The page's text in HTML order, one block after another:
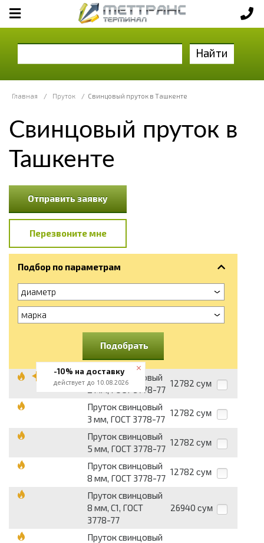
Найти
Главная / Пруток / Свинцовый пруток в Ташкенте
Свинцовый пруток в
Ташкенте
Отправить заявку
Перезвоните мне
Подбор по параметрам
диаметр
марка
Подобрать
Пруток свинцовый
2 мм, ГОСТ 3778-77
12782 сум
Пруток свинцовый
3 мм, ГОСТ 3778-77
12782 сум
Пруток свинцовый
5 мм, ГОСТ 3778-77
12782 сум
Пруток свинцовый
8 мм, ГОСТ 3778-77
12782 сум
Пруток свинцовый
8 мм, С1, ГОСТ
3778-77
26940 сум
Пруток свинцовый
-10% на доставку
действует до 10.08.2026